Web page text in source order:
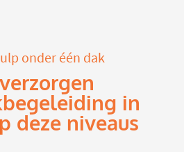
onder één dak
in
deze niveaus